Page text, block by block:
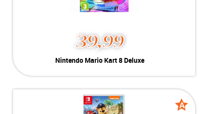
39,99
Nintendo Mario Kart 8 Deluxe
Conditie:
B-Grade
Geschikt voor Nintendo Switch
A
A
grade